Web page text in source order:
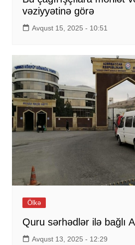
vəziyyətinə görə
Avqust 15, 2025 - 10:51
Ölkə
Quru sərhədlər ilə bağlı
Avqust 13, 2025 - 12:29